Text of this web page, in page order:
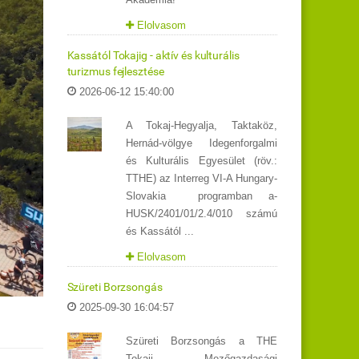
Elolvasom
Kassától Tokajig - aktív és kulturális
turizmus fejlesztése
2026-06-12 15:40:00
A Tokaj-Hegyalja, Taktaköz,
Hernád-völgye Idegenforgalmi
és Kulturális Egyesület (röv.:
TTHE) az Interreg VI-A Hungary-
Slovakia programban a-
HUSK/2401/01/2.4/010 számú
és Kassától ...
Elolvasom
Szüreti Borzsongás
2025-09-30 16:04:57
Szüreti Borzsongás a THE